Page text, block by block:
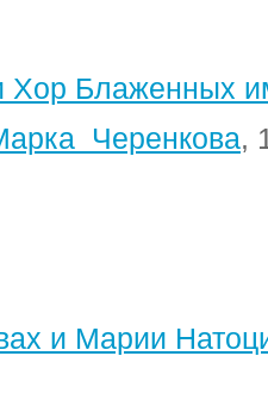
Хор Блаженных
Черенкова,
и Марии